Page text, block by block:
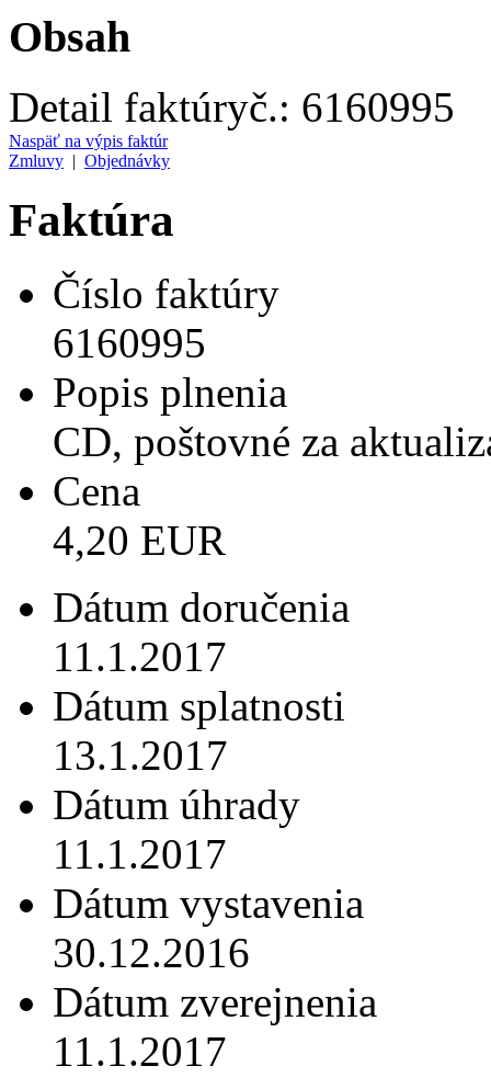
Obsah
Detail faktúryč.: 6160995
Naspäť na výpis faktúr
Zmluvy | Objednávky
Faktúra
Číslo faktúry
6160995
Popis plnenia
CD, poštovné za
Cena
4,20 EUR
Dátum doručenia
11.1.2017
Dátum splatnosti
13.1.2017
Dátum úhrady
11.1.2017
Dátum vystavenia
30.12.2016
Dátum zverejnenia
11.1.2017